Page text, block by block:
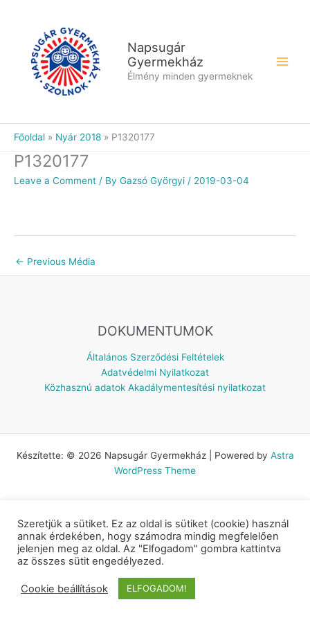
Napsugár
Gyermekház
Élmény minden gyermeknek
Főoldal Nyár 2018 P1320177
P1320177
Leave a Comment / By Gazsó Györgyi / 2019-03-04
← Previous Média
DOKUMENTUMOK
Általános Szerződési Feltételek
Adatvédelmi Nyilatkozat
Közhasznú adatok Akadálymentesítési nyilatkozat
Készítette: © 2026 Napsugár Gyermekház | Powered by Astra
WordPress Theme
Szeretjük a sütiket. Ez az oldal is sütiket (cookie) használ
annak érdekében, hogy számodra mindig megfelelően
jelenjen meg az oldal. Az "Elfogadom" gombra kattintva
az összes sütit engedélyezed.
Cookie beállítások ELFOGADOM!